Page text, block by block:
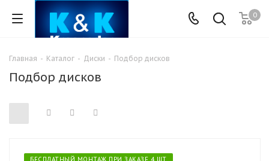
0
Главная - Каталог - Диски - Подбор дисков
Подбор дисков